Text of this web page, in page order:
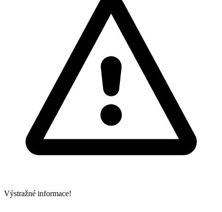
Výstražné informace!